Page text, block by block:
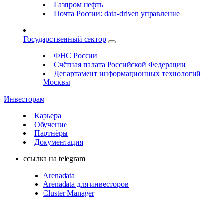
Газпром нефть
Почта России: data-driven управление
Государственный сектор
ФНС России
Счётная палата Российской Федерации
Департамент информационных технологий
Москвы
Инвесторам
Карьера
Обучение
Партнёры
Документация
ссылка на telegram
Arenadata
Arenadata для инвесторов
Cluster Manager